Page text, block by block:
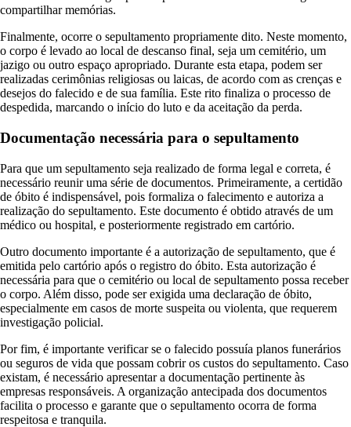
compartilhar memórias.
Finalmente, ocorre o sepultamento propriamente dito. Neste momento,
o corpo é levado ao local de descanso final, seja um cemitério, um
jazigo ou outro espaço apropriado. Durante esta etapa, podem ser
realizadas cerimônias religiosas ou laicas, de acordo com as crenças e
desejos do falecido e de sua família. Este rito finaliza o processo de
despedida, marcando o início do luto e da aceitação da perda.
Documentação necessária para o sepultamento
Para que um sepultamento seja realizado de forma legal e correta, é
necessário reunir uma série de documentos. Primeiramente, a certidão
de óbito é indispensável, pois formaliza o falecimento e autoriza a
realização do sepultamento. Este documento é obtido através de um
médico ou hospital, e posteriormente registrado em cartório.
Outro documento importante é a autorização de sepultamento, que é
emitida pelo cartório após o registro do óbito. Esta autorização é
necessária para que o cemitério ou local de sepultamento possa receber
o corpo. Além disso, pode ser exigida uma declaração de óbito,
especialmente em casos de morte suspeita ou violenta, que requerem
investigação policial.
Por fim, é importante verificar se o falecido possuía planos funerários
ou seguros de vida que possam cobrir os custos do sepultamento. Caso
existam, é necessário apresentar a documentação pertinente às
empresas responsáveis. A organização antecipada dos documentos
facilita o processo e garante que o sepultamento ocorra de forma
respeitosa e tranquila.